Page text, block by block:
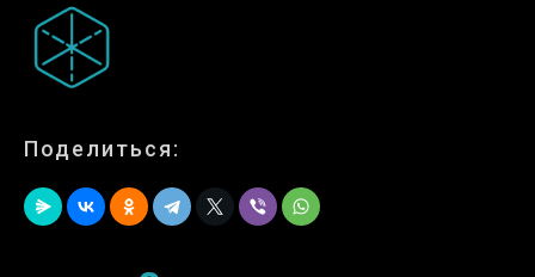
Поделиться: